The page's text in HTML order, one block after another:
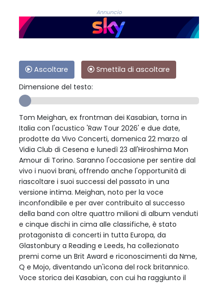
Annuncio
Ascoltare
Smettila di ascoltare
Dimensione del testo:
Tom Meighan, ex frontman dei Kasabian, torna in
Italia con l'acustico 'Raw Tour 2026' e due date,
prodotte da Vivo Concerti, domenica 22 marzo al
Vidia Club di Cesena e lunedì 23 all'Hiroshima Mon
Amour di Torino. Saranno l'occasione per sentire dal
vivo i nuovi brani, offrendo anche l'opportunità di
riascoltare i suoi successi del passato in una
versione intima. Meighan, noto per la voce
inconfondibile e per aver contribuito al successo
della band con oltre quattro milioni di album venduti
e cinque dischi in cima alle classifiche, è stato
protagonista di concerti in tutta Europa, da
Glastonbury a Reading e Leeds, ha collezionato
premi come un Brit Award e riconoscimenti da Nme,
Q e Mojo, diventando un'icona del rock britannico.
Voce storica dei Kasabian, con cui ha raggiunto il